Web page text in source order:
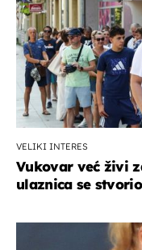
VELIKI INTERES
Vukovar već živi
ulaznica se